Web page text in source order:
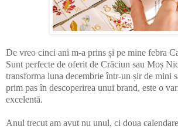
De vreo cinci ani m-a prins și pe mine febra
Sunt perfecte de oferit de Crăciun sau Moș
transforma luna decembrie într-un șir de mini
prim pas în descoperirea unui brand, este o
excelentă.
Anul trecut am avut nu unul, ci doua